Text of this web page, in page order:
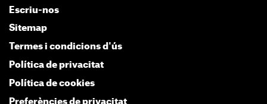
Escriu-nos
Sitemap
Termes i condicions d'ús
Política de privacitat
Política de cookies
Preferències de privacitat